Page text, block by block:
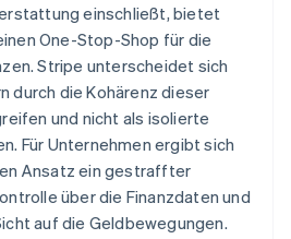
einschließt, bietet
One-Stop-Shop für die
Stripe unterscheidet sich
durch die Kohärenz dieser
und nicht als isolierte
Für Unternehmen ergibt sich
Ansatz ein gestraffter
über die Finanzdaten und
auf die Geldbewegungen.